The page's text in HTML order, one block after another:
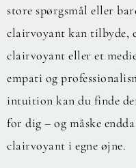
store spørgsmål eller
clairvoyant kan tilbyde,
clairvoyant eller et
empati og
intuition kan du finde
for dig – og måske
clairvoyant i egne øjne.